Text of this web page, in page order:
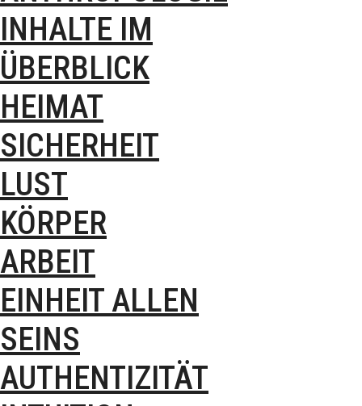
INHALTE IM
ÜBERBLICK
HEIMAT
SICHERHEIT
LUST
KÖRPER
ARBEIT
EINHEIT ALLEN
SEINS
AUTHENTIZITÄT